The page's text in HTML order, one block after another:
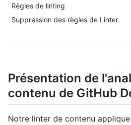
Règles de linting
Suppression des règles de Linter
Présentation de
contenu de GitHub
Notre linter de contenu